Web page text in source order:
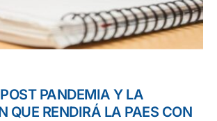
PANDEMIA Y LA
QUE RENDIRÁ LA PAES CON